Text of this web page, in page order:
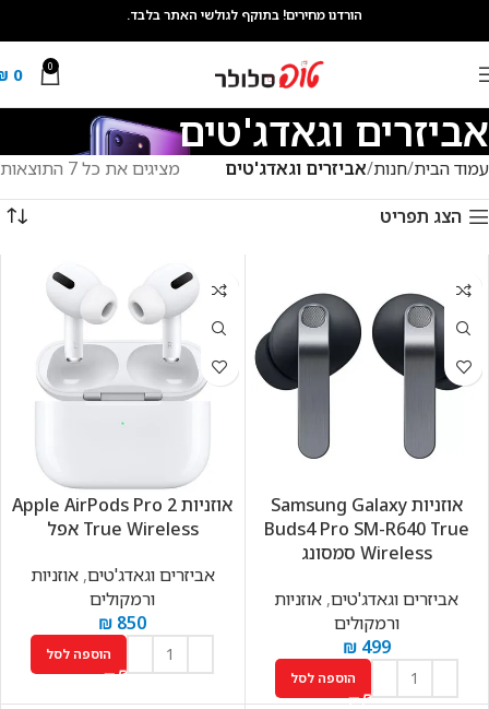
הורדנו מחירים! בתוקף לגולשי האתר בלבד.
0
0
אביזרים וגאדג'טים
עמוד הבית חנות אביזרים וגאדג'טים
מציגים את כל ⁦7⁩ התוצאות
הצג תפריט
אוזניות Samsung Galaxy
Buds4 Pro SM-R640 True
Wireless סמסונג
אביזרים וגאדג'טים, אוזניות
ורמקולים
₪499
הוספה לסל
אוזניות Apple AirPods Pro 2
True Wireless אפל
אביזרים וגאדג'טים,אוזניות
ורמקולים
₪ 850
הוספה לסל